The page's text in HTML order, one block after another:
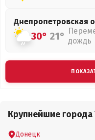
Днепропетровская
30° 21° дождь
Крупнейшие
Донецк